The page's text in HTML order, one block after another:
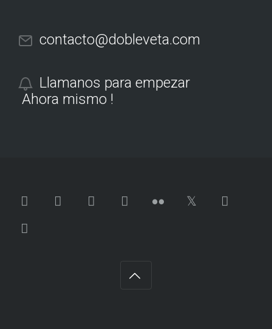
contacto@dobleveta.com
Llamanos para empezar
Ahora mismo !